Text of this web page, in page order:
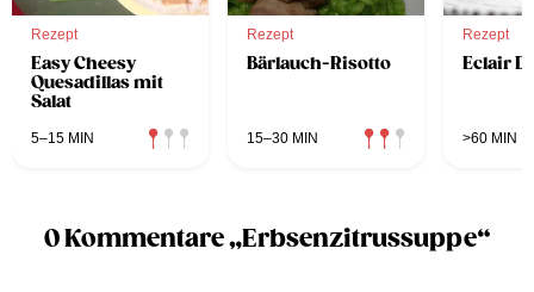
Rezept
Easy Cheesy
Quesadillas mit
Salat
5–15 MIN
Rezept
Bärlauch-Risotto
15–30 MIN
Rezept
Eclair
>60 MIN
0 Kommentare „Erbsenzitrussuppe“